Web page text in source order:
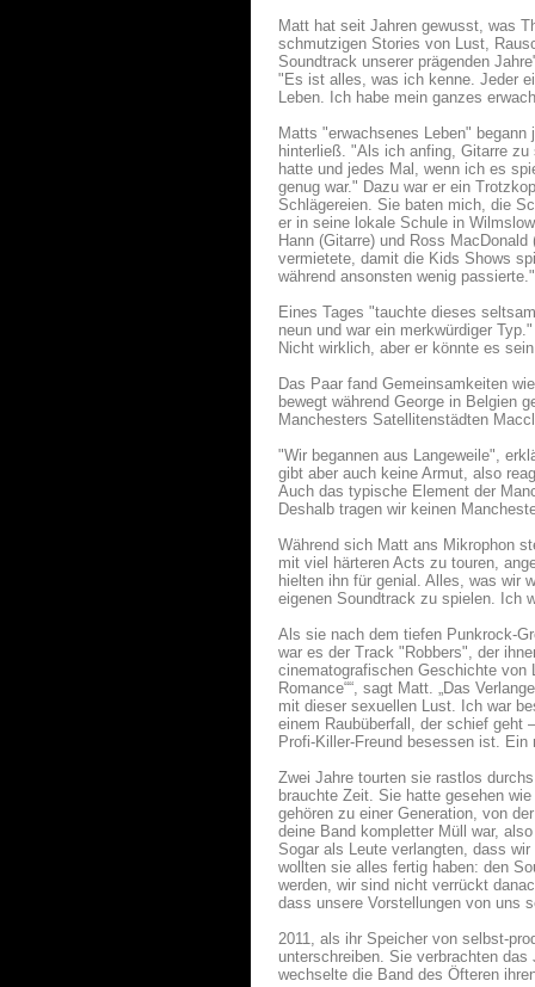
Matt hat seit Jahren gewusst, was
schmutzigen Stories von Lust,
Soundtrack unserer prägenden
"Es ist alles, was ich kenne. Jeder
Leben. Ich habe mein ganzes
Matts "erwachsenes Leben"
hinterließ. "Als ich anfing, Gitarre
hatte und jedes Mal, wenn ich es
genug war." Dazu war er ein
Schlägereien. Sie baten mich, die
er in seine lokale Schule in
Hann (Gitarre) und Ross
vermietete, damit die Kids Shows
während ansonsten wenig passierte."
Eines Tages "tauchte dieses
neun und war ein merkwürdiger
Nicht wirklich, aber er könnte es
Das Paar fand Gemeinsamkeiten
bewegt während George in Belgien
Manchesters Satellitenstädten
"Wir begannen aus Langeweile",
gibt aber auch keine Armut, also
Auch das typische Element der
Deshalb tragen wir keinen
Während sich Matt ans Mikrophon
mit viel härteren Acts zu touren,
hielten ihn für genial. Alles, was wir
eigenen Soundtrack zu spielen. Ich
Als sie nach dem tiefen Punkrock-
war es der Track "Robbers", der
cinematografischen Geschichte von
Romance““, sagt Matt. „Das
mit dieser sexuellen Lust. Ich war
einem Raubüberfall, der schief geht
Profi-Killer-Freund besessen ist.
Zwei Jahre tourten sie rastlos
brauchte Zeit. Sie hatte gesehen
gehören zu einer Generation, von
deine Band kompletter Müll war,
Sogar als Leute verlangten, dass
wollten sie alles fertig haben: den
werden, wir sind nicht verrückt
dass unsere Vorstellungen von uns
2011, als ihr Speicher von selbst-
unterschreiben. Sie verbrachten
wechselte die Band des Öfteren